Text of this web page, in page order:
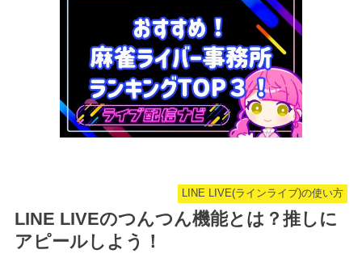
LINE LIVE(ラインライブ)の使い方
LINE LIVEのつんつん機能とは？推しに
アピールしよう！